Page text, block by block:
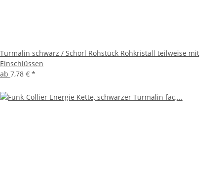
Turmalin schwarz / Schörl Rohstück Rohkristall teilweise mit
Einschlüssen
ab 7,78 € *